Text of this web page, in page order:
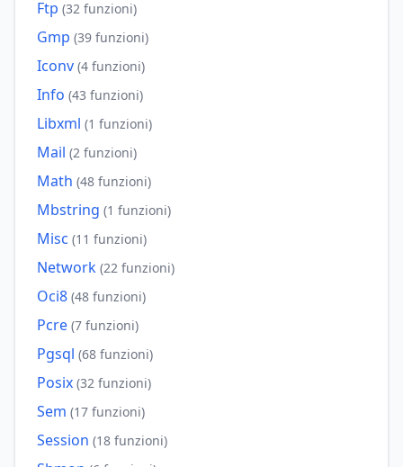
Ftp (32 funzioni)
Gmp (39 funzioni)
Iconv (4 funzioni)
Info (43 funzioni)
Libxml (1 funzioni)
Mail (2 funzioni)
Math (48 funzioni)
Mbstring (1 funzioni)
Misc (11 funzioni)
Network (22 funzioni)
Oci8 (48 funzioni)
Pcre (7 funzioni)
Pgsql (68 funzioni)
Posix (32 funzioni)
Sem (17 funzioni)
Session (18 funzioni)